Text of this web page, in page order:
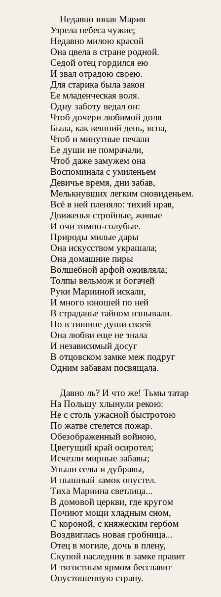
Недавно юная Мария
Узрела небеса чужие;
Недавно милою красой
Она цвела в стране родной.
Седой отец гордился ею
И звал отрадою своею.
Для старика была закон
Ее младенческая воля.
Одну заботу ведал он:
Чтоб дочери любимой доля
Была, как вешний день, ясна,
Чтоб и минутные печали
Ее души не помрачали,
Чтоб даже замужем она
Воспоминала с умиленьем
Девичье время, дни забав,
Мелькнувших легким сновиденьем.
Всё в ней пленяло: тихий нрав,
Движенья стройные, живые
И очи томно-голубые.
Природы милые дары
Она искусством украшала;
Она домашние пиры
Волшебной арфой оживляла;
Толпы вельмож и богачей
Руки Марииной искали,
И много юношей по ней
В страданье тайном изнывали.
Но в тишине души своей
Она любви еще не знала
И независимый досуг
В отцовском замке меж подруг
Одним забавам посвящала.
Давно ль? И что же! Тьмы татар
На Польшу хлынули рекою:
Не с столь ужасной быстротою
По жатве стелется пожар.
Обезображенный войною,
Цветущий край осиротел;
Исчезли мирные забавы;
Уныли селы и дубравы,
И пышный замок опустел.
Тиха Мариина светлица...
В домовой церкви, где кругом
Почиют мощи хладным сном,
С короной, с княжеским гербом
Воздвиглась новая гробница...
Отец в могиле, дочь в плену,
Скупой наследник в замке правит
И тягостным ярмом бесславит
Опустошенную страну.